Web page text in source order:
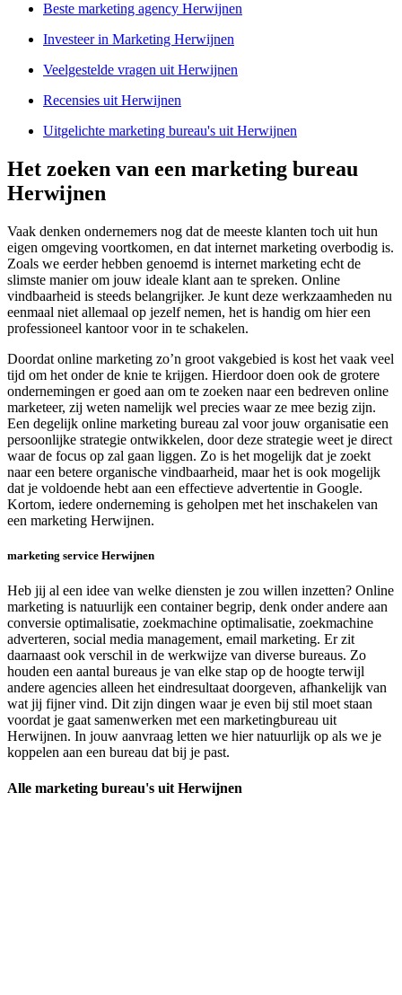
Beste marketing agency Herwijnen
Investeer in Marketing Herwijnen
Veelgestelde vragen uit Herwijnen
Recensies uit Herwijnen
Uitgelichte marketing bureau's uit Herwijnen
Het zoeken van een marketing bureau
Herwijnen
Vaak denken ondernemers nog dat de meeste klanten toch uit hun
eigen omgeving voortkomen, en dat internet marketing overbodig is.
Zoals we eerder hebben genoemd is internet marketing echt de
slimste manier om jouw ideale klant aan te spreken. Online
vindbaarheid is steeds belangrijker. Je kunt deze werkzaamheden nu
eenmaal niet allemaal op jezelf nemen, het is handig om hier een
professioneel kantoor voor in te schakelen.
Doordat online marketing zo’n groot vakgebied is kost het vaak veel
tijd om het onder de knie te krijgen. Hierdoor doen ook de grotere
ondernemingen er goed aan om te zoeken naar een bedreven online
marketeer, zij weten namelijk wel precies waar ze mee bezig zijn.
Een degelijk online marketing bureau zal voor jouw organisatie een
persoonlijke strategie ontwikkelen, door deze strategie weet je direct
waar de focus op zal gaan liggen. Zo is het mogelijk dat je zoekt
naar een betere organische vindbaarheid, maar het is ook mogelijk
dat je voldoende hebt aan een effectieve advertentie in Google.
Kortom, iedere onderneming is geholpen met het inschakelen van
een marketing Herwijnen.
marketing service Herwijnen
Heb jij al een idee van welke diensten je zou willen inzetten? Online
marketing is natuurlijk een container begrip, denk onder andere aan
conversie optimalisatie, zoekmachine optimalisatie, zoekmachine
adverteren, social media management, email marketing. Er zit
daarnaast ook verschil in de werkwijze van diverse bureaus. Zo
houden een aantal bureaus je van elke stap op de hoogte terwijl
andere agencies alleen het eindresultaat doorgeven, afhankelijk van
wat jij fijner vind. Dit zijn dingen waar je even bij stil moet staan
voordat je gaat samenwerken met een marketingbureau uit
Herwijnen. In jouw aanvraag letten we hier natuurlijk op als we je
koppelen aan een bureau dat bij je past.
Alle marketing bureau's uit Herwijnen